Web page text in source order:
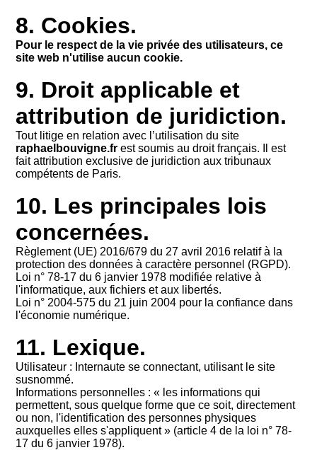
8. Cookies.
Pour le respect de la vie privée des utilisateurs, ce
site web n'utilise aucun cookie.
9. Droit applicable et
attribution de juridiction.
Tout litige en relation avec l’utilisation du site
raphaelbouvigne.fr est soumis au droit français. Il est
fait attribution exclusive de juridiction aux tribunaux
compétents de Paris.
10. Les principales lois
concernées.
Règlement (UE) 2016/679 du 27 avril 2016 relatif à la
protection des données à caractère personnel (RGPD).
Loi n° 78-17 du 6 janvier 1978 modifiée relative à
l'informatique, aux fichiers et aux libertés.
Loi n° 2004-575 du 21 juin 2004 pour la confiance dans
l'économie numérique.
11. Lexique.
Utilisateur : Internaute se connectant, utilisant le site
susnommé.
Informations personnelles : « les informations qui
permettent, sous quelque forme que ce soit, directement
ou non, l'identification des personnes physiques
auxquelles elles s'appliquent » (article 4 de la loi n° 78-
17 du 6 janvier 1978).